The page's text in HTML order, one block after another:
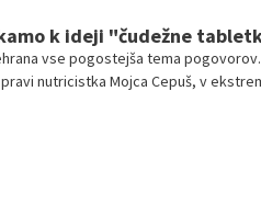
k ideji "čudežne
vse pogostejša tema
nutricistka Mojca Cepuš, v